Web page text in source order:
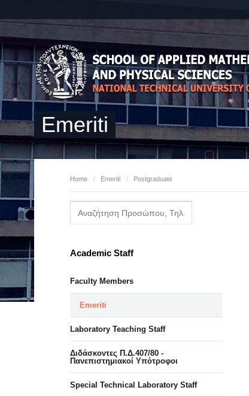
Emeriti
Home / Emeriti / Postgraduate
Academic Staff
Faculty Members
Emeriti
Laboratory Teaching Staff
Διδάσκοντες Π.Δ.407/80 -
Πανεπιστημιακοί Υπότροφοι
Special Technical Laboratory Staff